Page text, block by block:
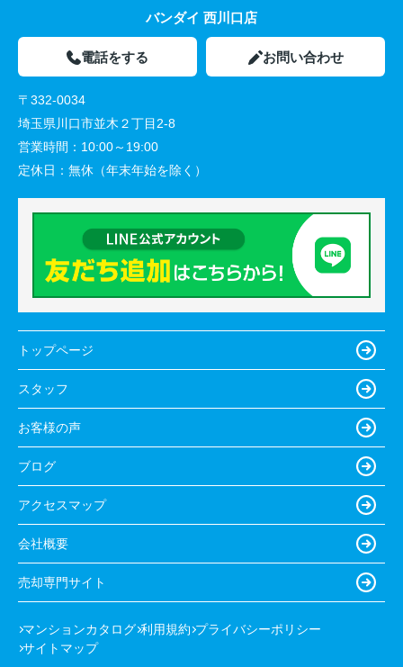
バンダイ 西川口店
電話をする お問い合わせ
〒332-0034
埼玉県川口市並木２丁目2-8
営業時間： 10:00～19:00
定休日： 無休（年末年始を除く）
トップページ
スタッフ
お客様の声
ブログ
アクセスマップ
会社概要
売却専門サイト
マンションカタログ 利用規約 プライバシーポリシー
サイトマップ